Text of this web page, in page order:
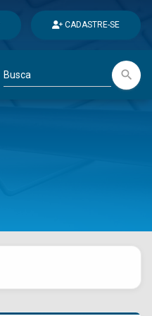
CADASTRE-SE
search